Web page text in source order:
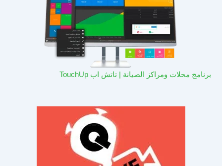
برنامج محلات ومراكز الصيانة | تاتش اب TouchUp